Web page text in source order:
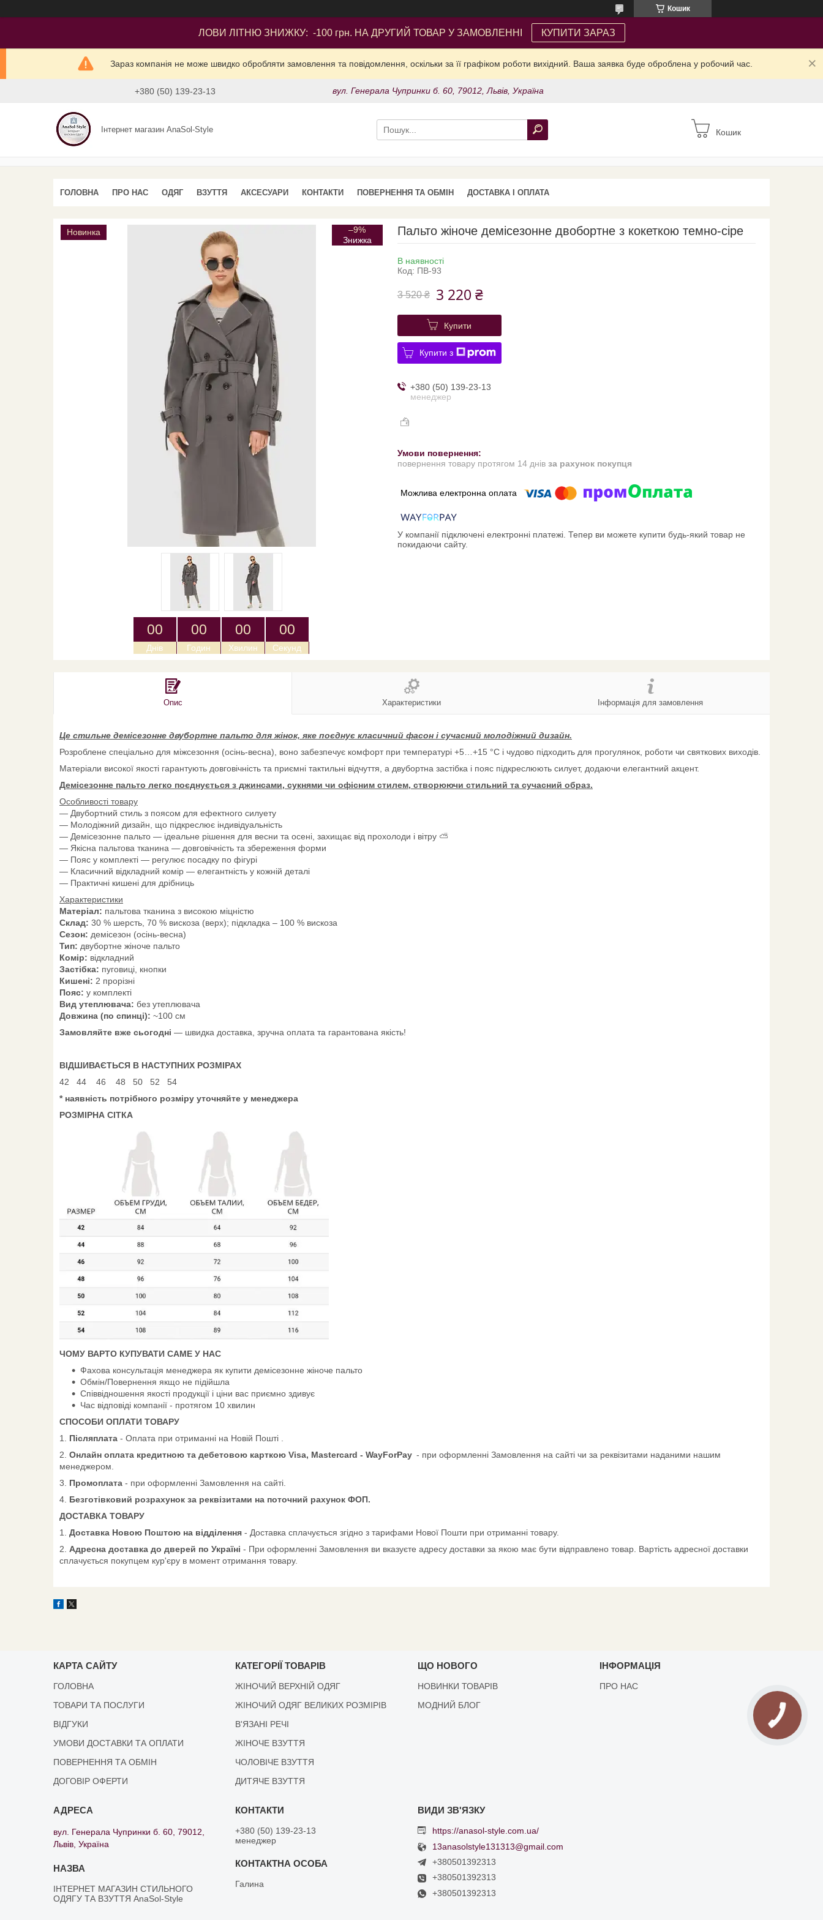
Кошик
ЛОВИ ЛІТНЮ ЗНИЖКУ: -100 грн. НА ДРУГИЙ ТОВАР У ЗАМОВЛЕННІ КУПИТИ ЗАРАЗ
Зараз компанія не може швидко обробляти замовлення та повідомлення, оскільки за її графіком роботи вихідний. Ваша заявка буде оброблена у робочий час.
+380 (50) 139-23-13 вул. Генерала Чупринки б. 60, 79012, Львів, Україна
Інтернет магазин AnaSol-Style Кошик
ГОЛОВНА ПРО НАС ОДЯГ ВЗУТТЯ АКСЕСУАРИ КОНТАКТИ ПОВЕРНЕННЯ ТА ОБМІН ДОСТАВКА І ОПЛАТА
Новинка –9%
00
Днів
00
Годин
00
Хвилин
00
Секунд
Пальто жіноче демісезонне двобортне з кокеткою темно-сіре
В наявності
Код: ПВ-93
3 520 ₴ 3 220 ₴
Купити
Купити з
+380 (50) 139-23-13
менеджер
повернення товару протягом 14 днів за рахунок покупця
У компанії підключені електронні платежі. Тепер ви можете купити будь-який товар не
покидаючи сайту.
Опис Характеристики Інформація для замовлення
Це стильне демісезонне двубортне пальто для жінок, яке поєднує класичний фасон і сучасний молодіжний дизайн.
Розроблене спеціально для міжсезоння (осінь-весна), воно забезпечує комфорт при температурі +5…+15 °C і чудово підходить для прогулянок, роботи чи святкових виходів.
Матеріали високої якості гарантують довговічність та приємні тактильні відчуття, а двубортна застібка і пояс підкреслюють силует, додаючи елегантний акцент.
Демісезонне пальто легко поєднується з джинсами, сукнями чи офісним стилем, створюючи стильний та сучасний образ.
Особливості товару
— Двубортний стиль з поясом для ефектного силуету
— Молодіжний дизайн, що підкреслює індивідуальність
— Демісезонне пальто — ідеальне рішення для весни та осені, захищає від прохолоди і вітру ⛅
— Якісна пальтова тканина — довговічність та збереження форми
— Пояс у комплекті — регулює посадку по фігурі
— Класичний відкладний комір — елегантність у кожній деталі
— Практичні кишені для дрібниць
Характеристики
Матеріал: пальтова тканина з високою міцністю
Склад: 30 % шерсть, 70 % вискоза (верх); підкладка – 100 % вискоза
Сезон: демісезон (осінь-весна)
Тип: двубортне жіноче пальто
Комір: відкладний
Застібка: пуговиці, кнопки
Кишені: 2 прорізні
Пояс: у комплекті
Вид утеплювача: без утеплювача
Довжина (по спинці): ~100 см
Замовляйте вже сьогодні — швидка доставка, зручна оплата та гарантована якість!
ВІДШИВАЄТЬСЯ В НАСТУПНИХ РОЗМІРАХ
42 44 46 48 50 52 54
* наявність потрібного розміру уточняйте у менеджера
РОЗМІРНА СІТКА
ЧОМУ ВАРТО КУПУВАТИ САМЕ У НАС
Фахова консультація менеджера як купити демісезонне жіноче пальто
Обмін/Повернення якщо не підійшла
Співвідношення якості продукції і ціни вас приємно здивує
Час відповіді компанії - протягом 10 хвилин
СПОСОБИ ОПЛАТИ ТОВАРУ
1. Післяплата - Оплата при отриманні на Новій Пошті .
2. Онлайн оплата кредитною та дебетовою карткою Visa, Mastercard - WayForPay - при оформленні Замовлення на сайті чи за реквізитами наданими нашим
менеджером.
3. Промоплата - при оформленні Замовлення на сайті.
4. Безготівковий розрахунок за реквізитами на поточний рахунок ФОП.
ДОСТАВКА ТОВАРУ
1.
Доставка Новою Поштою на відділення - Доставка сплачується згідно з тарифами Нової Пошти при отриманні товару.
2. Адресна доставка до дверей по Україні - При оформленні Замовлення ви вказуєте адресу доставки за якою має бути відправлено товар. Вартість адресної доставки
сплачується покупцем кур'єру в момент отримання товару.
КАРТА САЙТУ
ГОЛОВНА
ТОВАРИ ТА ПОСЛУГИ
ВІДГУКИ
УМОВИ ДОСТАВКИ ТА ОПЛАТИ
ПОВЕРНЕННЯ ТА ОБМІН
ДОГОВІР ОФЕРТИ
КАТЕГОРІЇ ТОВАРІВ
ЖІНОЧИЙ ВЕРХНІЙ ОДЯГ
ЖІНОЧИЙ ОДЯГ ВЕЛИКИХ РОЗМІРІВ
В'ЯЗАНІ РЕЧІ
ЖІНОЧЕ ВЗУТТЯ
ЧОЛОВІЧЕ ВЗУТТЯ
ДИТЯЧЕ ВЗУТТЯ
ЩО НОВОГО
НОВИНКИ ТОВАРІВ
МОДНИЙ БЛОГ
ІНФОРМАЦІЯ
ПРО НАС
вул. Генерала Чупринки б. 60, 79012,
Львів, Україна
ІНТЕРНЕТ МАГАЗИН СТИЛЬНОГО
ОДЯГУ ТА ВЗУТТЯ AnaSol-Style
+380 (50) 139-23-13
менеджер
Галина
https://anasol-style.com.ua/
13anasolstyle131313@gmail.com
+380501392313
+380501392313
+380501392313